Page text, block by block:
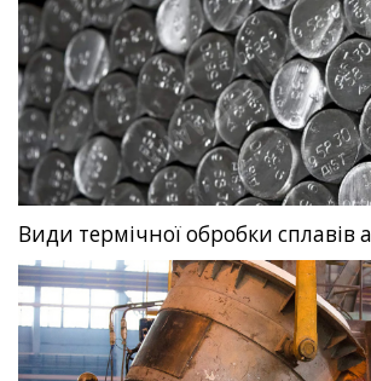
Види термічної обробки сплавів